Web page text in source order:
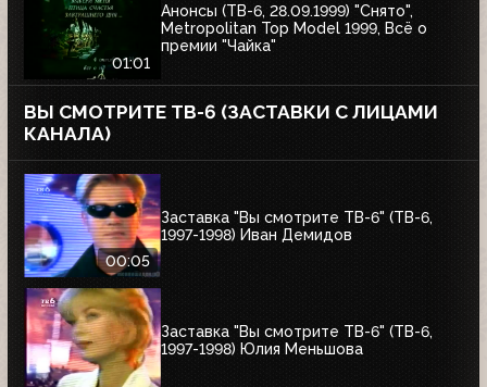
01:01
Анонсы (ТВ-6, 28.09.1999) "Снято",
Metropolitan Top Model 1999, Всё о
премии "Чайка"
ВЫ СМОТРИТЕ ТВ-6 (ЗАСТАВКИ С ЛИЦАМИ
КАНАЛА)
00:05
Заставка "Вы смотрите ТВ-6" (ТВ-6,
1997-1998) Иван Демидов
Заставка "Вы смотрите ТВ-6" (ТВ-6,
1997-1998) Юлия Меньшова